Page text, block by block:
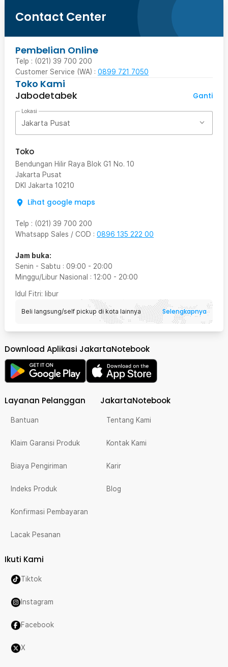
Contact Center
Pembelian Online
Telp : (021) 39 700 200
Customer Service (WA) : 0899 721 7050
Toko Kami
Jabodetabek
Ganti
Lokasi
Jakarta Pusat
Toko
Bendungan Hilir Raya Blok G1 No. 10
Jakarta Pusat
DKI Jakarta 10210
Lihat google maps
Telp : (021) 39 700 200
Whatsapp Sales / COD : 0896 135 222 00
Jam buka:
Senin - Sabtu : 09:00 - 20:00
Minggu/Libur Nasional : 12:00 - 20:00
Idul Fitri: libur
Beli langsung/self pickup di kota lainnya Selengkapnya
Download Aplikasi JakartaNotebook
Layanan Pelanggan
Bantuan
Klaim Garansi Produk
Biaya Pengiriman
Indeks Produk
Konfirmasi Pembayaran
Lacak Pesanan
JakartaNotebook
Tentang Kami
Kontak Kami
Karir
Blog
Ikuti Kami
Tiktok
Instagram
Facebook
X